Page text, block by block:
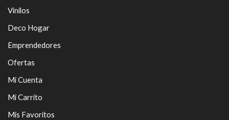
Vinilos
Deco Hogar
Emprendedores
Ofertas
Mi Cuenta
Mi Carrito
Mis Favoritos